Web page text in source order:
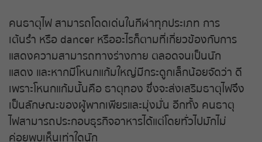
คนธาตุไฟ สามารถโดดเด่นในกีฬาทุกประเภท การ
เต้นรำ หรือ dancer หรืออะไรก็ตามที่เกี่ยวข้องกับการ
แสดงความสามารถทางร่างกาย ตลอดจนเป็นนัก
แสดง และหากมีโหนกแก้มใหญ่มีกระดูกเล็กน้อยจัดว่า ดี
เพราะโหนกแก้มนั้นคือ ธาตุทอง ซึ่งจะส่งเสริมธาตุไฟจึง
เป็นลักษณะของผู้พากเพียรและมุ่งมั่น อีกทั้ง คนธาตุ
ไฟสามารถประกอบธุรกิจอาหารได้แต่โดยทั่วไปมักไม่
ค่อยพบเห็นเท่าใดนัก